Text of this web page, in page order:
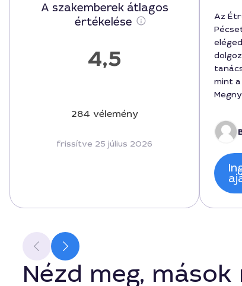
A szakemberek átlagos
értékelése
4,5
284 vélemény
frissítve 25 július 2026
Az
mint
van
Nézd meg,